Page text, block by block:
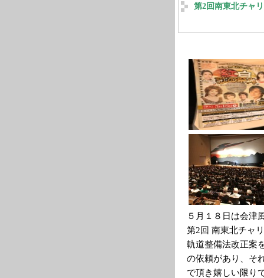
第2回南東北チャ
５月１８日は会津
第2回 南東北チャ
軌道整備法改正案
の依頼があり、そ
で頂き嬉しい限り